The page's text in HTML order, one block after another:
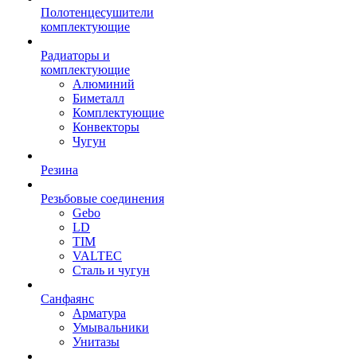
Полотенцесушители
комплектующие
Радиаторы и
комплектующие
Алюминий
Биметалл
Комплектующие
Конвекторы
Чугун
Резина
Резьбовые соединения
Gebo
LD
TIM
VALTEC
Сталь и чугун
Санфаянс
Арматура
Умывальники
Унитазы